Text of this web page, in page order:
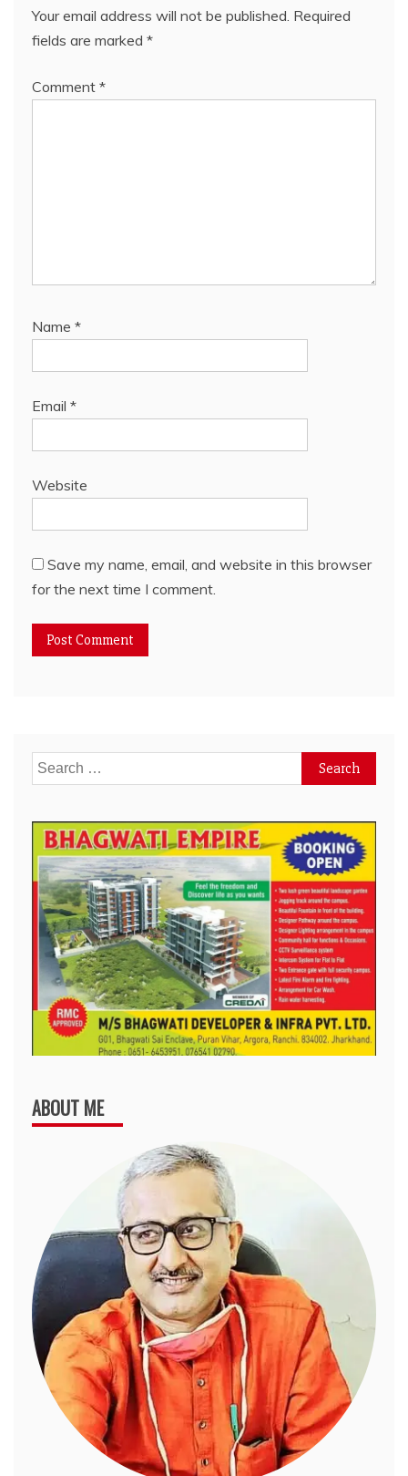
Your email address will not be published. Required
fields are marked *
Comment *
Name *
Email *
Website
Save my name, email, and website in this browser
for the next time I comment.
Search
for:
ABOUT ME